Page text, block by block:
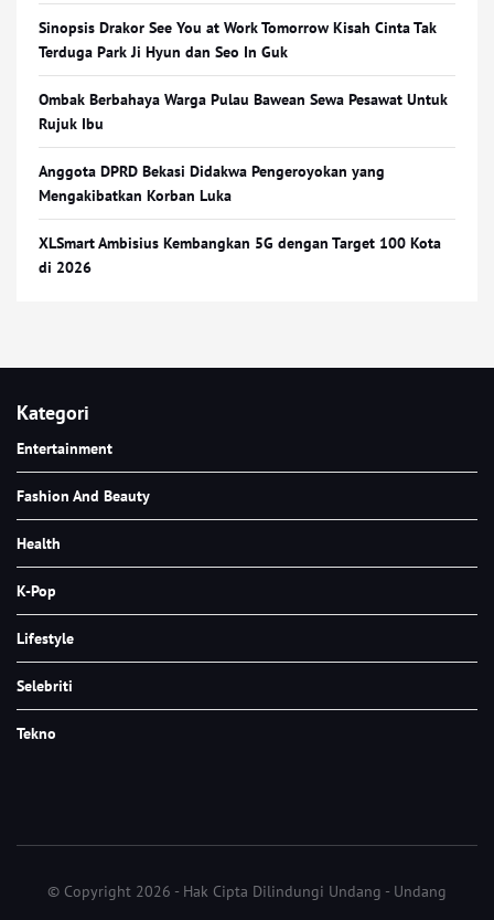
Sinopsis Drakor See You at Work Tomorrow Kisah Cinta Tak
Terduga Park Ji Hyun dan Seo In Guk
Ombak Berbahaya Warga Pulau Bawean Sewa Pesawat Untuk
Rujuk Ibu
Anggota DPRD Bekasi Didakwa Pengeroyokan yang
Mengakibatkan Korban Luka
XLSmart Ambisius Kembangkan 5G dengan Target 100 Kota
di 2026
Kategori
Entertainment
Fashion And Beauty
Health
K-Pop
Lifestyle
Selebriti
Tekno
© Copyright 2026 - Hak Cipta Dilindungi Undang - Undang